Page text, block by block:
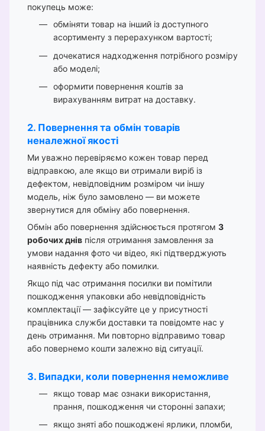
покупець може:
обміняти товар на інший із доступного
асортименту з перерахунком вартості;
дочекатися надходження потрібного розміру
або моделі;
оформити повернення коштів за
вирахуванням витрат на доставку.
2. Повернення та обмін товарів
неналежної якості
Ми уважно перевіряємо кожен товар перед
відправкою, але якщо ви отримали виріб із
дефектом, невідповідним розміром чи іншу
модель, ніж було замовлено — ви можете
звернутися для обміну або повернення.
Обмін або повернення здійснюється протягом 3
робочих днів після отримання замовлення за
умови надання фото чи відео, які підтверджують
наявність дефекту або помилки.
Якщо під час отримання посилки ви помітили
пошкодження упаковки або невідповідність
комплектації — зафіксуйте це у присутності
працівника служби доставки та повідомте нас у
день отримання. Ми повторно відправимо товар
або повернемо кошти залежно від ситуації.
3. Випадки, коли повернення неможливе
якщо товар має ознаки використання,
прання, пошкодження чи сторонні запахи;
якщо зняті або пошкоджені ярлики, пломби,